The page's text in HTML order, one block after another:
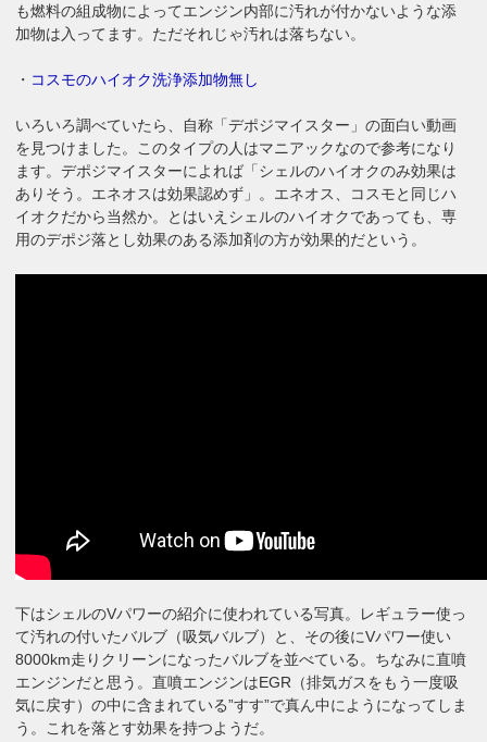
も燃料の組成物によってエンジン内部に汚れが付かないような添
加物は入ってます。ただそれじゃ汚れは落ちない。
・ コスモのハイオク洗浄添加物無し
いろいろ調べていたら、自称「デポジマイスター」の面白い動画
を見つけました。このタイプの人はマニアックなので参考になり
ます。デポジマイスターによれば「シェルのハイオクのみ効果は
ありそう。エネオスは効果認めず」。エネオス、コスモと同じハ
イオクだから当然か。とはいえシェルのハイオクであっても、専
用のデポジ落とし効果のある添加剤の方が効果的だという。
下はシェルのVパワーの紹介に使われている写真。レギュラー使っ
て汚れの付いたバルブ（吸気バルブ）と、その後にVパワー使い
8000km走りクリーンになったバルブを並べている。ちなみに直噴
エンジンだと思う。直噴エンジンはEGR（排気ガスをもう一度吸
気に戻す）の中に含まれている”すす”で真ん中にようになってしま
う。これを落とす効果を持つようだ。